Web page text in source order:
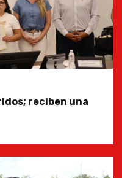
reciben una